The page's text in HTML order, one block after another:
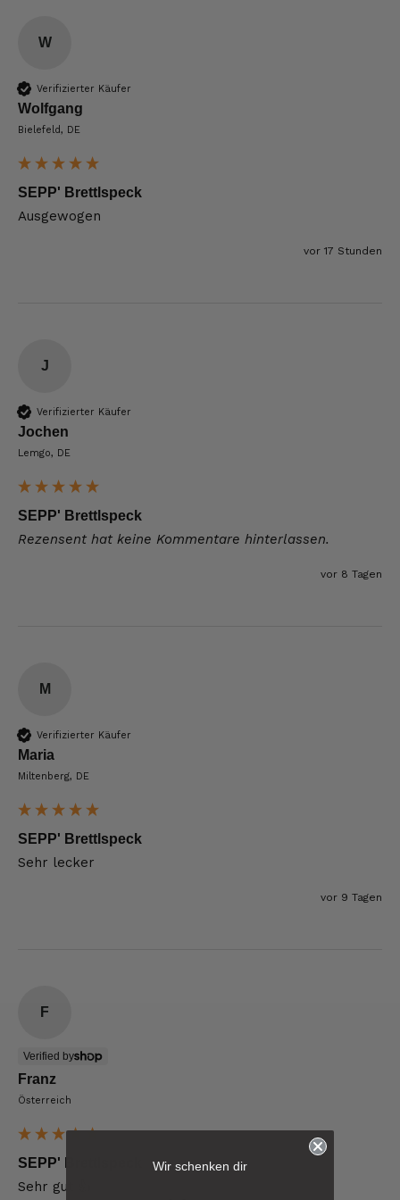
W
Verifizierter Käufer
Wolfgang
Bielefeld, DE
SEPP' Brettlspeck
Ausgewogen
vor 17 Stunden
J
Verifizierter Käufer
Jochen
Lemgo, DE
SEPP' Brettlspeck
Rezensent hat keine Kommentare hinterlassen.
vor 8 Tagen
M
Verifizierter Käufer
Maria
Miltenberg, DE
SEPP' Brettlspeck
Sehr lecker
vor 9 Tagen
F
Verified by
Franz
Österreich
SEPP' Brettlspeck
Sehr gut 👍
Wir schenken dir